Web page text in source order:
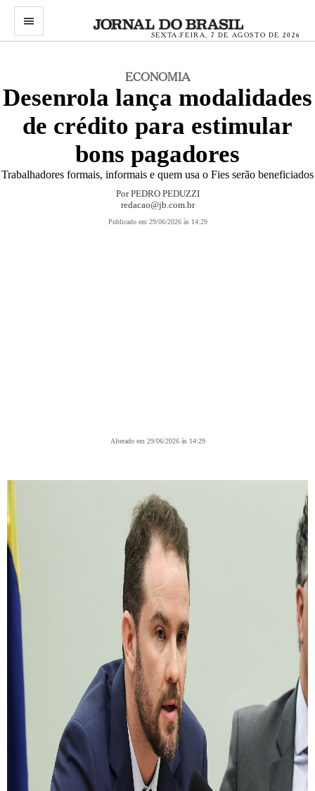
menu
SEXTA-FEIRA, 7 DE AGOSTO DE 2026
ECONOMIA
Desenrola lança modalidades
de crédito para estimular
bons pagadores
Trabalhadores formais, informais e quem usa o Fies serão beneficiados
PorPEDRO PEDUZZI
redacao@jb.com.br
Publicado em 29/06/2026 às 14:29
Alterado em 29/06/2026 às 14:29